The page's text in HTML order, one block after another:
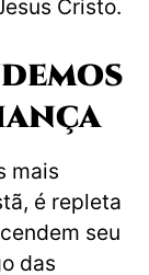
Cristo.
mais
é repleta
seu
das